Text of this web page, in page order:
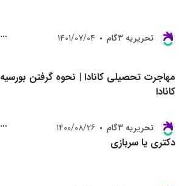
تحريريه 3گام 1401/07/04
مهاجرت تحصیلی کانادا | نحوه گرفتن بورسیه
کانادا
تحريريه 3گام 1400/08/26
دکتری یا سربازی